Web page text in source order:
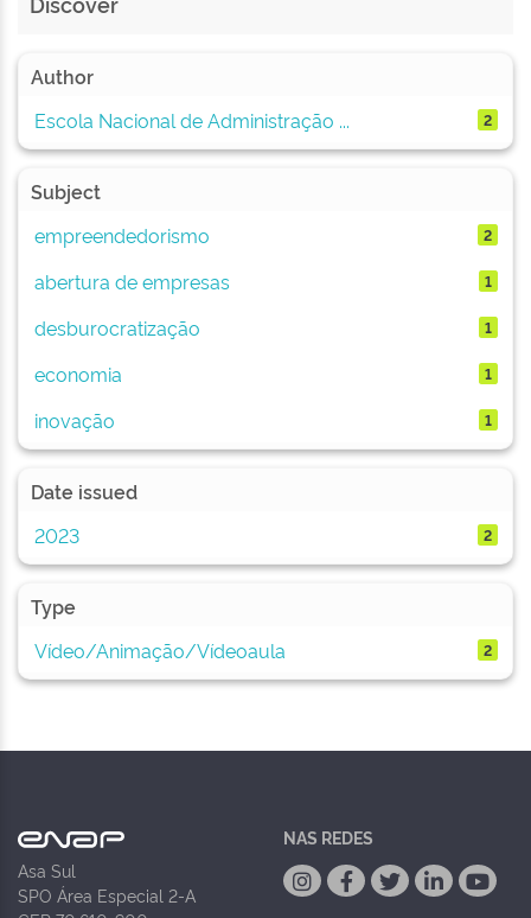
Author
Escola Nacional de Administração ...
2
Subject
empreendedorismo
2
abertura de empresas 1
desburocratização 1
economia 1
inovação 1
Date issued
2023
2
Type
Vídeo/Animação/Vídeoaula
2
Asa Sul
SPO Área Especial 2-A
NAS REDES